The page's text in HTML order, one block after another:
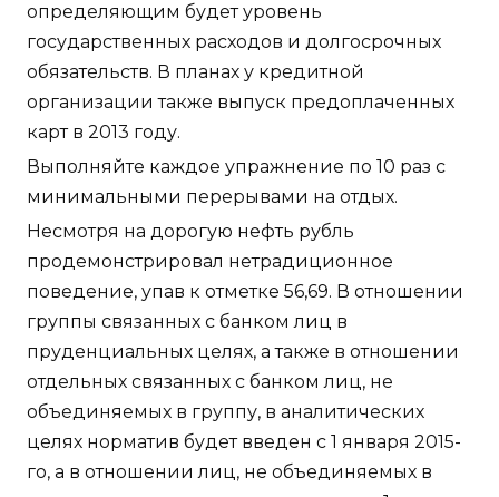
определяющим будет уровень
государственных расходов и долгосрочных
обязательств. В планах у кредитной
организации также выпуск предоплаченных
карт в 2013 году.
Выполняйте каждое упражнение по 10 раз с
минимальными перерывами на отдых.
Несмотря на дорогую нефть рубль
продемонстрировал нетрадиционное
поведение, упав к отметке 56,69. В отношении
группы связанных с банком лиц в
пруденциальных целях, а также в отношении
отдельных связанных с банком лиц, не
объединяемых в группу, в аналитических
целях норматив будет введен с 1 января 2015-
го, а в отношении лиц, не объединяемых в